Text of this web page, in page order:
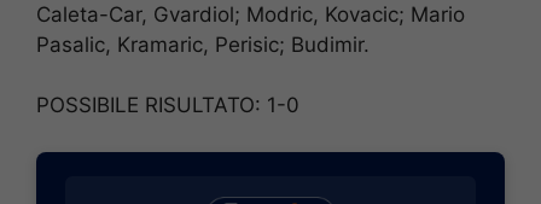
Caleta-Car, Gvardiol; Modric, Kovacic; Mario
Pasalic, Kramaric, Perisic; Budimir.
POSSIBILE RISULTATO: 1-0